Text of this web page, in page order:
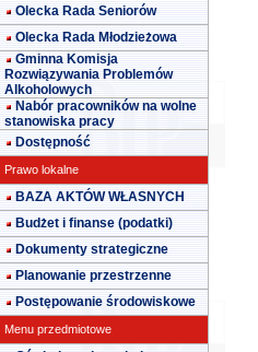
Olecka Rada Seniorów
Olecka Rada Młodzieżowa
Gminna Komisja
Rozwiązywania Problemów
Alkoholowych
Nabór pracowników na wolne
stanowiska pracy
Dostępność
Prawo lokalne
BAZA AKTÓW WŁASNYCH
Budżet i finanse (podatki)
Dokumenty strategiczne
Planowanie przestrzenne
Postępowanie środowiskowe
Menu przedmiotowe